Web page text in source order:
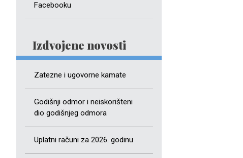
Facebooku
Izdvojene novosti
Zatezne i ugovorne kamate
Godišnji odmor i neiskorišteni
dio godišnjeg odmora
Uplatni računi za 2026. godinu